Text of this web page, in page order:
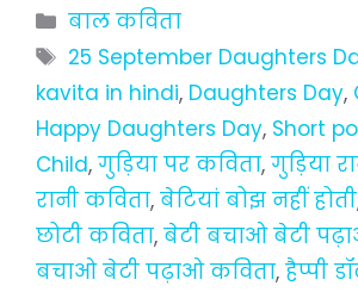
Categories
बाल कविता
Tags
25 September Daughters
kavita in hindi, Daughters Day,
Happy Daughters Day, Short
Child, गुड़िया पर कविता, गुड़िया
रानी कविता, बेटियां बोझ नहीं होती
छोटी कविता, बेटी बचाओ बेटी
बचाओ बेटी पढ़ाओ कविता, हैप्पी